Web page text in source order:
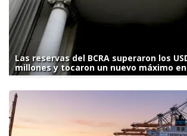
Las reservas del BCRA superaron los
millones y tocaron un nuevo máximo